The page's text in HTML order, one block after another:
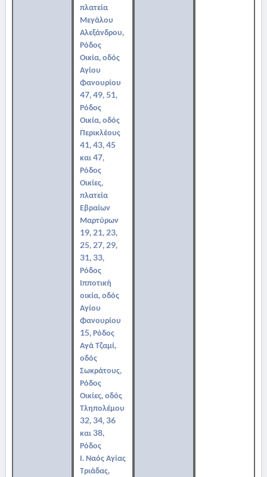
πλατεία
Μεγάλου
Αλεξάνδρου,
Ρόδος
Οικία, οδός
Αγίου
Φανουρίου
47, 49, 51,
Ρόδος
Οικία, οδός
Περικλέους
41, 43, 45
και 47,
Ρόδος
Οικίες,
πλατεία
Εβραίων
Μαρτύρων
19, 21, 23,
25, 27, 29,
31, 33,
Ρόδος
Ιπποτική
οικία, οδός
Αγίου
Φανουρίου
15, Ρόδος
Αγά Τζαμί,
οδός
Σωκράτους,
Ρόδος
Οικίες, οδός
Τληπολέμου
32, 34, 36
και 38,
Ρόδος
Ι. Ναός Αγίας
Τριάδας,